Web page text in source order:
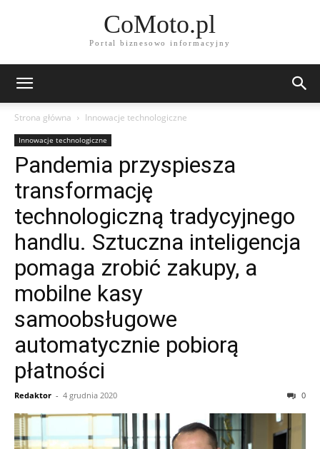
CoMoto.pl
Portal biznesowo informacyjny
Strona główna Innowacje technologiczne
Innowacje technologiczne
Pandemia przyspiesza
transformację
technologiczną tradycyjnego
handlu. Sztuczna inteligencja
pomaga zrobić zakupy, a
mobilne kasy
samoobsługowe
automatycznie pobiorą
płatności
Redaktor - 4 grudnia 2020 0